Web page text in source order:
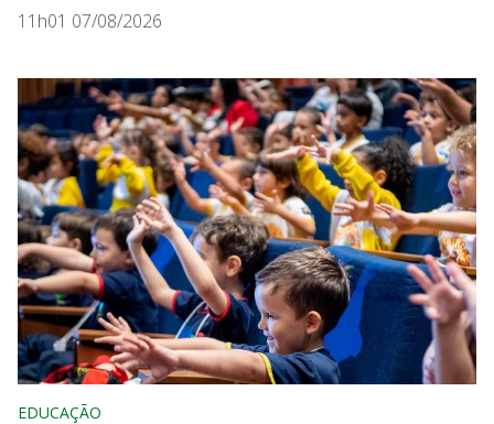
11h01 07/08/2026
EDUCAÇÃO